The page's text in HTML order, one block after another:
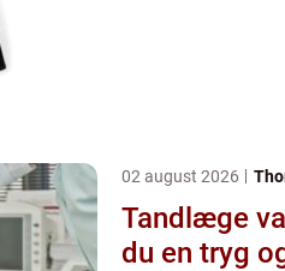
02 august 2026
Tandlæge vanløse
du en tryg